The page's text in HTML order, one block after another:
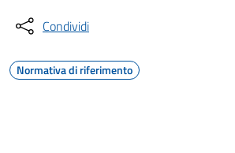
Condividi
Normativa di riferimento